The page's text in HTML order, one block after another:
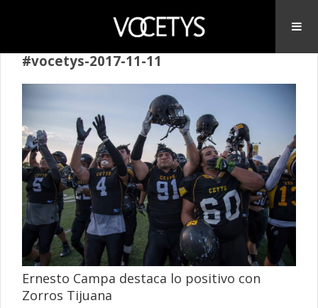
#vocetys-2017-11-11
Ernesto Campa destaca lo positivo con
Zorros Tijuana